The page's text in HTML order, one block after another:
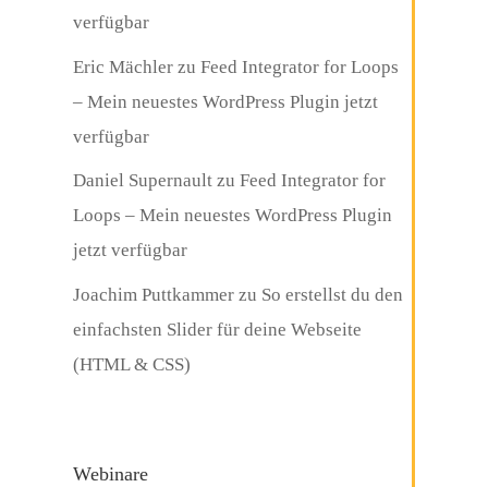
verfügbar
Eric Mächler zuFeed Integrator for Loops
– Mein neuestes WordPress Plugin jetzt
verfügbar
Daniel Supernault zuFeed Integrator for
Loops – Mein neuestes WordPress Plugin
jetzt verfügbar
Joachim Puttkammer zu So erstellst du den
einfachsten Slider für deine Webseite
(HTML & CSS)
Webinare